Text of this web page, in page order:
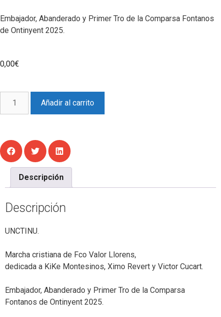
Embajador, Abanderado y Primer Tro de la Comparsa Fontanos
de Ontinyent 2025.
0,00€
Añadir al carrito
Descripción
Descripción
UNCTINU.
Marcha cristiana de Fco Valor Llorens,
dedicada a KiKe Montesinos, Ximo Revert y Victor Cucart.
Embajador, Abanderado y Primer Tro de la Comparsa
Fontanos de Ontinyent 2025.